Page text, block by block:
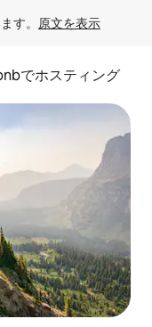
す。 原文を表示
でホスティング